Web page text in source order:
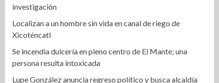
investigación
Localizan a un hombre sin vida en canal de riego de
Xicoténcatl
Se incendia dulcería en pleno centro de El Mante; una
persona resulta intoxicada
Lupe González anuncia regreso político y busca alcaldía